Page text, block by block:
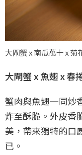
大閘蟹 x 南瓜萬十 x
大閘蟹 x 魚翅 x 春
蟹肉與魚翅一同炒
炸至酥脆。外皮香
美，帶來獨特的口
已。